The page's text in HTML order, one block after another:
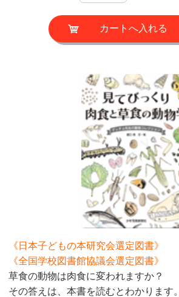
《日本子どもの本研究会選定図書》
《全国学校図書館協議会選定図書》
草食の動物は肉食に変われますか？
その答えは、本書を読むとわかります。